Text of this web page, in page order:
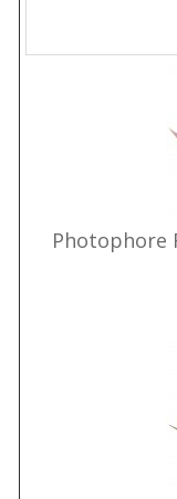
Photophore